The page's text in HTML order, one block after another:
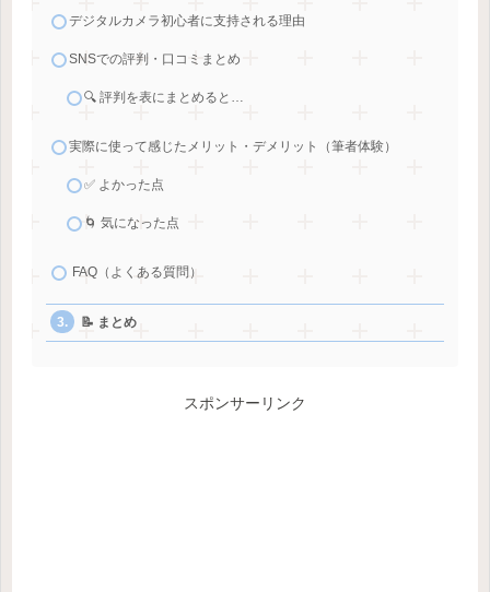
デジタルカメラ初心者に支持される理由
SNSでの評判・口コミまとめ
🔍 評判を表にまとめると…
実際に使って感じたメリット・デメリット（筆者体験）
✅ よかった点
🌀 気になった点
FAQ（よくある質問）
📝 まとめ
スポンサーリンク